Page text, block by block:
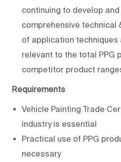
continuing to develop
comprehensive technical
of application techniques
relevant to the total PPG
competitor product
Requirements
Vehicle Painting Trade
industry is essential
Practical use of PPG
necessary